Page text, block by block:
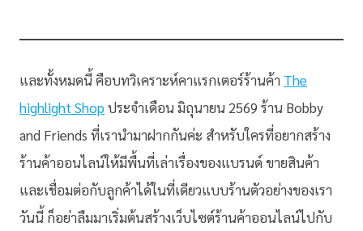
และทั้งหมดนี้ คือบทวิเคราะห์คาแรกเตอร์ร้านค้า The
highlight Shopประจำเดือน มิถุนายน 2569 ร้าน Bobby
and Friends ที่เรานำมาฝากกันค่ะ สำหรับใครที่อยากสร้าง
ร้านค้าออนไลน์ให้มีพื้นที่เล่าเรื่องของแบรนด์ ขายสินค้า
และเชื่อมต่อกับลูกค้าได้ในที่เดียวแบบร้านตัวอย่างของเรา
วันนี้ ก็อย่าลืมมาเริ่มต้นสร้างเว็บไซต์ร้านค้าออนไลน์ไปกับ